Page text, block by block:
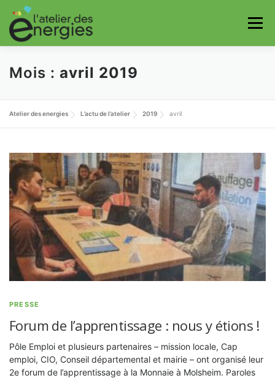
contenu
Menu
Mois : avril 2019
Atelier des energies L’actu de l’atelier 2019 avril
PRESSE
Forum de l’apprentissage : nous y étions !
Pôle Emploi et plusieurs partenaires – mission locale, Cap
emploi, CIO, Conseil départemental et mairie – ont organisé leur
2e forum de l’apprentissage à la Monnaie à Molsheim. Paroles